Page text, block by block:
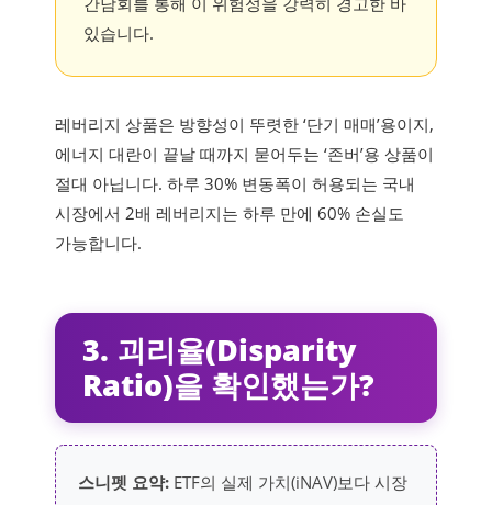
있습니다.
레버리지 상품은 방향성이 뚜렷한 ‘단기 매매’용이지,
에너지 대란이 끝날 때까지 묻어두는 ‘존버’용 상품이
절대 아닙니다. 하루 30% 변동폭이 허용되는 국내
시장에서 2배 레버리지는 하루 만에 60% 손실도
가능합니다.
3. 괴리율(Disparity
Ratio)을 확인했는가?
스니펫 요약: ETF의 실제 가치(iNAV)보다 시장